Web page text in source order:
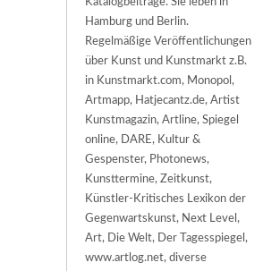
Katalogbeiträge. Sie leben in
Hamburg und Berlin.
Regelmäßige Veröffentlichungen
über Kunst und Kunstmarkt z.B.
in Kunstmarkt.com, Monopol,
Artmapp, Hatjecantz.de, Artist
Kunstmagazin, Artline, Spiegel
online, DARE, Kultur &
Gespenster, Photonews,
Kunsttermine, Zeitkunst,
Künstler-Kritisches Lexikon der
Gegenwartskunst, Next Level,
Art, Die Welt, Der Tagesspiegel,
www.artlog.net, diverse